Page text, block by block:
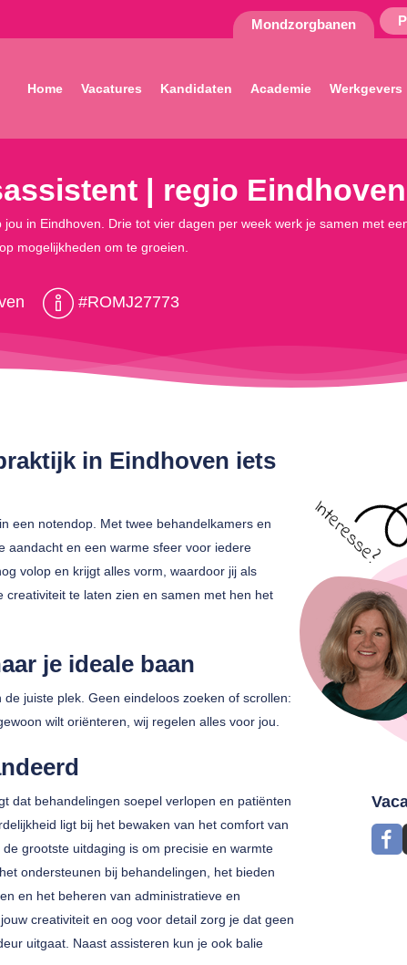
Mondzorgbanen
Home Vacatures Kandidaten Academie Werkgevers
| regio
in Eindhoven. Drie tot vier dagen per week werk je samen met
mogelijkheden om te groeien.
#ROMJ27773
in Eindhoven iets
een notendop. Met twee behandelkamers en
aandacht en een warme sfeer voor iedere
volop en krijgt alles vorm, waardoor jij als
te laten zien en samen met hen het
je ideale baan
juiste plek. Geen eindeloos zoeken of scrollen:
wilt oriënteren, wij regelen alles voor jou.
dat behandelingen soepel verlopen en patiënten
ligt bij het bewaken van het comfort van
grootste uitdaging is om precisie en warmte
ondersteunen bij behandelingen, het bieden
en het beheren van administratieve en
creativiteit en oog voor detail zorg je dat geen
uitgaat. Naast assisteren kun je ook balie